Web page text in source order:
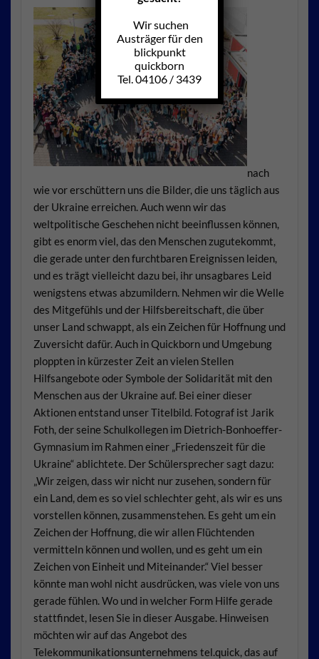
nach
wie vor erschüttern uns die Bilder, die uns täglich aus
der Ukraine erreichen. Auch wenn wir das
weltpolitische Geschehen nicht beeinflussen können,
gibt es enorm viel, das den Menschen zugutekommt,
die gerade unter den furchtbaren Ereignissen leiden,
und es trägt vielleicht dazu bei, ihr unsagbares Leid
wenigstens etwas abzumildern. Nehmen wir die Welle
des Mitgefühls und der Hilfsbereitschaft, die über
unser Land schwappt, als ein Zeichen für Hoffnung und
Zuversicht dafür. Auch in Quickborn und Umgebung
ploppten in kürzester Zeit an vielen Stellen
Hilfsangebote oder Symbole der Solidarität mit den
Menschen aus der Ukraine auf. Bei einer dieser
Aktionen entstand unser Titelbild. Fotograf ist Jarik
Foth, der seine Schulkollegen im Dietrich-Bonhoeffer-
Gymnasium im Rahmen einer „Friedenszeit für die
Ukraine“ ablichtete. Der Schülersprecher sagt dazu:
„Wir zeigen, dass wir nicht nur zusehen, sondern für
ein Land, dem es so viel schlechter geht, als wir es uns
vorstellen können, zusammenstehen. Es geht um ein
Zeichen der Hoffnung, die wir allen Flüchtenden
vermitteln können und wollen, und es geht um ein
Zeichen von Einheit und Miteinander.“ Viel besser
könnte man wohl nicht ausdrücken, was viele von uns
gerade fühlen. Wo und in welcher Form Hilfe gerade
stattfindet, lesen Sie in dieser Ausgabe. Hinweisen
möchten wir auf das Angebot des
Telekommunikationsunternehmens tel.quick, das auf
Wir suchen
Austräger für den
blickpunkt
quickborn
Tel. 04106 / 3439